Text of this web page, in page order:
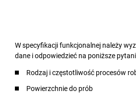
W specyfikacji funkcjonalnej należy
dane i odpowiedzieć na poniższe
Rodzaj i częstotliwość procesów
Powierzchnie do prób